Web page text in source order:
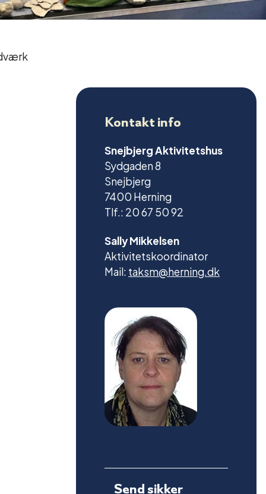
Kontakt info
Snejbjerg Aktivitetshus
Sydgaden 8
Snejbjerg
7400 Herning
Tlf.: 20 67 50 92
Sally Mikkelsen
Aktivitetskoordinator
Mail:taksm@herning.dk
Send sikker